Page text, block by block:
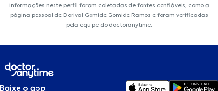
informações neste perfil foram coletadas de fontes confiáveis, como a
página pessoal de Dorival Gomide Gomide Ramos e foram verificadas
pela equipe do doctoranytime.
Baixe o app